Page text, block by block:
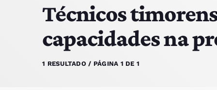
Técnicos
capacidades na
1 RESULTADO / PÁGINA 1 DE 1